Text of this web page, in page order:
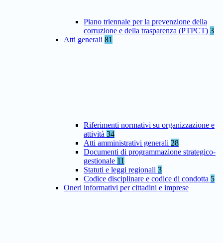
Piano triennale per la prevenzione della
corruzione e della trasparenza (PTPCT) 3
Atti generali 81
Riferimenti normativi su organizzazione e
attività 34
Atti amministrativi generali 28
Documenti di programmazione strategico-
gestionale 11
Statuti e leggi regionali 3
Codice disciplinare e codice di condotta 5
Oneri informativi per cittadini e imprese